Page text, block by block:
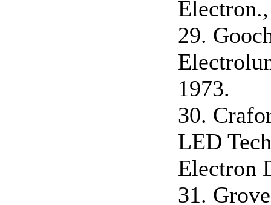
29.
1973.
30.
LED
Electron
31.